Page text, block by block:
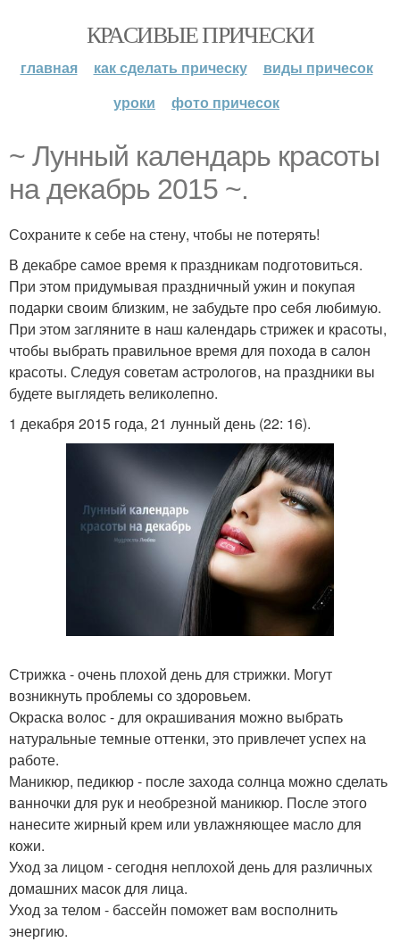
КРАСИВЫЕ ПРИЧЕСКИ
главная как сделать прическу
виды причесок
уроки
фото причесок
~ Лунный календарь красоты
на декабрь 2015 ~.
Сохраните к себе на стену, чтобы не потерять!
В декабре самое время к праздникам подготовиться.
При этом придумывая праздничный ужин и покупая
подарки своим близким, не забудьте про себя любимую.
При этом загляните в наш календарь стрижек и красоты,
чтобы выбрать правильное время для похода в салон
красоты. Следуя советам астрологов, на праздники вы
будете выглядеть великолепно.
1 декабря 2015 года, 21 лунный день (22: 16).
Стрижка - очень плохой день для стрижки. Могут
возникнуть проблемы со здоровьем.
Окраска волос - для окрашивания можно выбрать
натуральные темные оттенки, это привлечет успех на
работе.
Маникюр, педикюр - после захода солнца можно сделать
ванночки для рук и необрезной маникюр. После этого
нанесите жирный крем или увлажняющее масло для
кожи.
Уход за лицом - сегодня неплохой день для различных
домашних масок для лица.
Уход за телом - бассейн поможет вам восполнить
энергию.